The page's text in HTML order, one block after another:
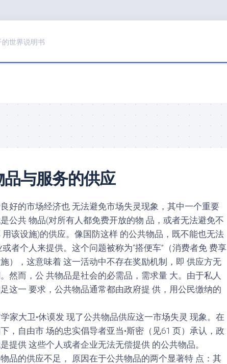
的世界说明书
品与服务的供应
好的市场经济也 无法避免市场失灵现象，其中一个重要
公共 物品(对所有人都免费开放的物 品，或者无法避免不
用该设施)的供应。像国防这样 的公共物品，既不能也无法
者个人来提供。这个问题被称为“搭便车”（消费者免 费享
），这意味着 这一活动中不存在奖励机制，即 供应方无
然而，公 共物品是社会的必需品，需求量 大。由于私人
这一 要求，公共物品通常都由政府提 供，用公民缴纳的
家大卫•休谟发 现了公共物品供应这一市场失灵 现象。在
，自由市 场的忠实倡导者亚当•斯密（见61 页）承认，政
提供 这些个人或者企业无法无偿提供 的公共物品。
品的供应不足， 原因在于公共物品的两个显著特 点：其